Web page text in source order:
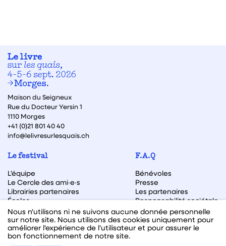
Maison du Seigneux
Rue du Docteur Yersin 1
1110 Morges
+41 (0)21 801 40 40
info@lelivresurlesquais.ch
Le festival
L’équipe
Le Cercle des ami·e·s
Librairies partenaires
Écoles
F.A.Q
Bénévoles
Presse
Les partenaires
Responsabilité sociétale
Archive des éditions
Archive des autrices et auteurs
Nous n'utilisons ni ne suivons aucune donnée personnelle
sur notre site. Nous utilisons des cookies uniquement pour
améliorer l'expérience de l'utilisateur et pour assurer le
bon fonctionnement de notre site.